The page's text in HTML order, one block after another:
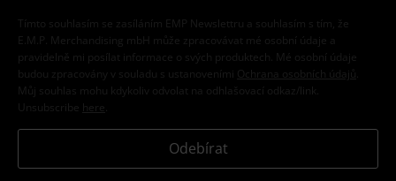
Tímto souhlasím se zasíláním EMP Newslettru a souhlasím s tím, že
E.M.P. Merchandising mbH může zpracovávat mé osobní údaje a
pravidelně mi posílat informace o svých produktech. Mé osobní údaje
budou zpracovány v souladu s ustanoveními
Ochrana osobních údajů
Můj souhlas mohu kdykoliv odvolat na odhlašovací odkaz/link.
Unsubscribe here
Odebírat